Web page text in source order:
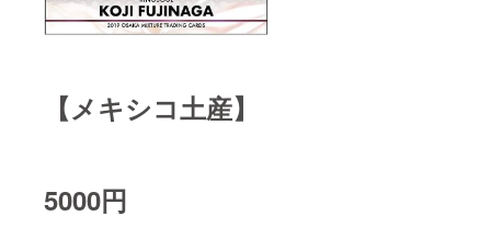
【メキシコ土産】
5000円